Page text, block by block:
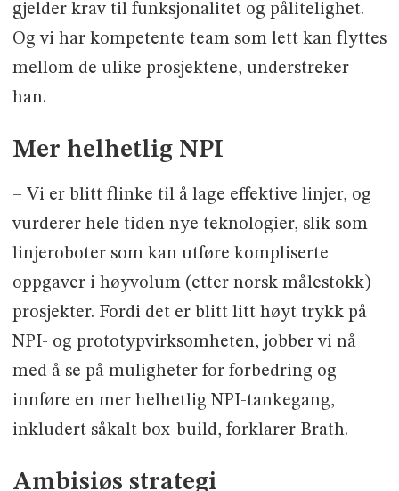
gjelder krav til funksjonalitet og pålitelighet.
Og vi har kompetente team som lett kan flyttes
mellom de ulike prosjektene, understreker
han.
Mer helhetlig NPI
– Vi er blitt flinke til å lage effektive linjer, og
vurderer hele tiden nye teknologier, slik som
linjeroboter som kan utføre kompliserte
oppgaver i høyvolum (etter norsk målestokk)
prosjekter. Fordi det er blitt litt høyt trykk på
NPI- og prototypvirksomheten, jobber vi nå
med å se på muligheter for forbedring og
innføre en mer helhetlig NPI-tankegang,
inkludert såkalt box-build, forklarer Brath.
Ambisiøs strategi